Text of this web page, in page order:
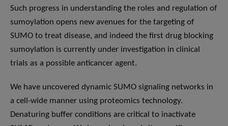
Such progress in understanding the roles and regulation of
sumoylation opens new avenues for the targeting of
SUMO to treat disease, and indeed the first drug blocking
sumoylation is currently under investigation in clinical
trials as a possible anticancer agent.
We have uncovered dynamic SUMO signaling networks in
a cell-wide manner using proteomics technology.
Denaturing buffer conditions are critical to inactivate